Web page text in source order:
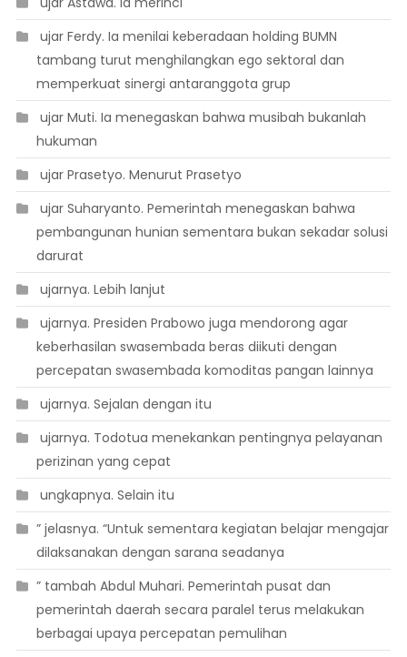
 ujar Ferdy. Ia menilai keberadaan holding BUMN
tambang turut menghilangkan ego sektoral dan
memperkuat sinergi antaranggota grup
 ujar Muti. Ia menegaskan bahwa musibah bukanlah
hukuman
 ujar Prasetyo. Menurut Prasetyo
 ujar Suharyanto. Pemerintah menegaskan bahwa
pembangunan hunian sementara bukan sekadar solusi
darurat
 ujarnya. Lebih lanjut
 ujarnya. Presiden Prabowo juga mendorong agar
keberhasilan swasembada beras diikuti dengan
percepatan swasembada komoditas pangan lainnya
 ujarnya. Sejalan dengan itu
 ujarnya. Todotua menekankan pentingnya pelayanan
perizinan yang cepat
 ungkapnya. Selain itu
” jelasnya. “Untuk sementara kegiatan belajar mengajar
dilaksanakan dengan sarana seadanya
” tambah Abdul Muhari. Pemerintah pusat dan
pemerintah daerah secara paralel terus melakukan
berbagai upaya percepatan pemulihan